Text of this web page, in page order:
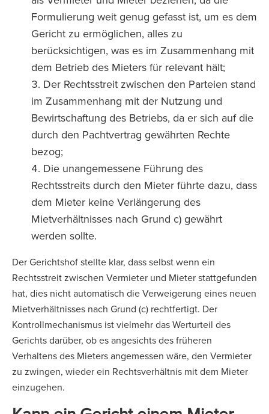
Formulierung weit genug gefasst ist, um es dem
Gericht zu ermöglichen, alles zu
berücksichtigen, was es im Zusammenhang mit
dem Betrieb des Mieters für relevant hält;
Der Rechtsstreit zwischen den Parteien stand
im Zusammenhang mit der Nutzung und
Bewirtschaftung des Betriebs, da er sich auf die
durch den Pachtvertrag gewährten Rechte
bezog;
Die unangemessene Führung des
Rechtsstreits durch den Mieter führte dazu, dass
dem Mieter keine Verlängerung des
Mietverhältnisses nach Grund c) gewährt
werden sollte.
Der Gerichtshof stellte klar, dass selbst wenn ein
Rechtsstreit zwischen Vermieter und Mieter stattgefunden
hat, dies nicht automatisch die Verweigerung eines neuen
Mietverhältnisses nach Grund (c) rechtfertigt. Der
Kontrollmechanismus ist vielmehr das Werturteil des
Gerichts darüber, ob es angesichts des früheren
Verhaltens des Mieters angemessen wäre, den Vermieter
zu zwingen, wieder ein Rechtsverhältnis mit dem Mieter
einzugehen.